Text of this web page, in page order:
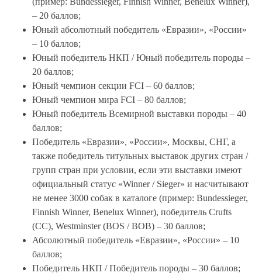
– 20 баллов;
Юный абсолютный победитель «Евразии», «России»
– 10 баллов;
Юный победитель НКП / Юный победитель породы –
20 баллов;
Юный чемпион секции FCI – 60 баллов;
Юный чемпион мира FCI – 80 баллов;
Юный победитель Всемирной выставки породы – 40
баллов;
Победитель «Евразии», «России», Москвы, СНГ, а
также победитель титульных выставок других стран /
групп стран при условии, если эти выставки имеют
официальный статус «Winner / Sieger» и насчитывают
не менее 3000 собак в каталоге (пример: Bundessieger,
Finnish Winner, Benelux Winner), победитель Crufts
(CC), Westminster (BOS / BOB) – 30 баллов;
Абсолютный победитель «Евразии», «России» – 10
баллов;
Победитель НКП / Победитель породы – 30 баллов;